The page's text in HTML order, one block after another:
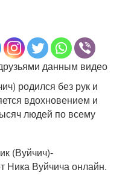
данным видео
родился без рук и
вдохновением и
людей по всему
(Вуйчич)-
Ника Вуйчича онлайн.